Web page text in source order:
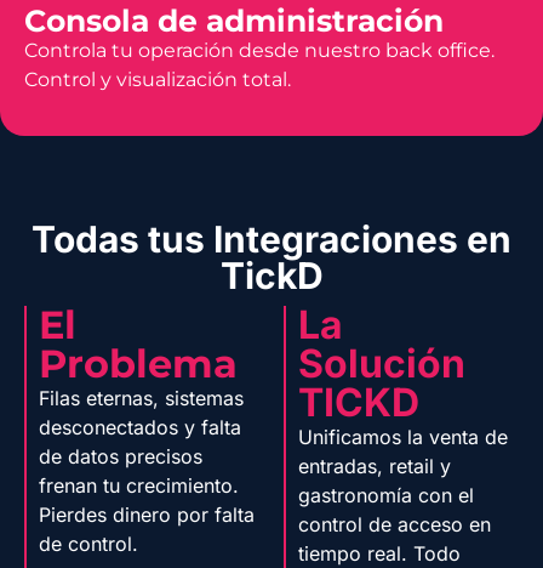
Consola de administración
Controla tu operación desde nuestro back office.
Control y visualización total.
Todas tus Integraciones en
TickD
El
Problema
Filas eternas, sistemas
desconectados y falta
de datos precisos
frenan tu crecimiento.
Pierdes dinero por falta
de control.
La
Solución
TICKD
Unificamos la venta de
entradas, retail y
gastronomía con el
control de acceso en
tiempo real. Todo